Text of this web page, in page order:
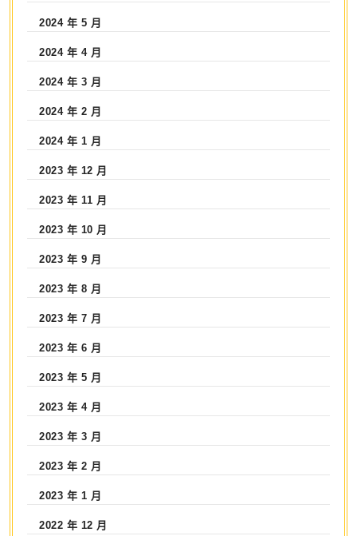
2024 年 5 月
2024 年 4 月
2024 年 3 月
2024 年 2 月
2024 年 1 月
2023 年 12 月
2023 年 11 月
2023 年 10 月
2023 年 9 月
2023 年 8 月
2023 年 7 月
2023 年 6 月
2023 年 5 月
2023 年 4 月
2023 年 3 月
2023 年 2 月
2023 年 1 月
2022 年 12 月